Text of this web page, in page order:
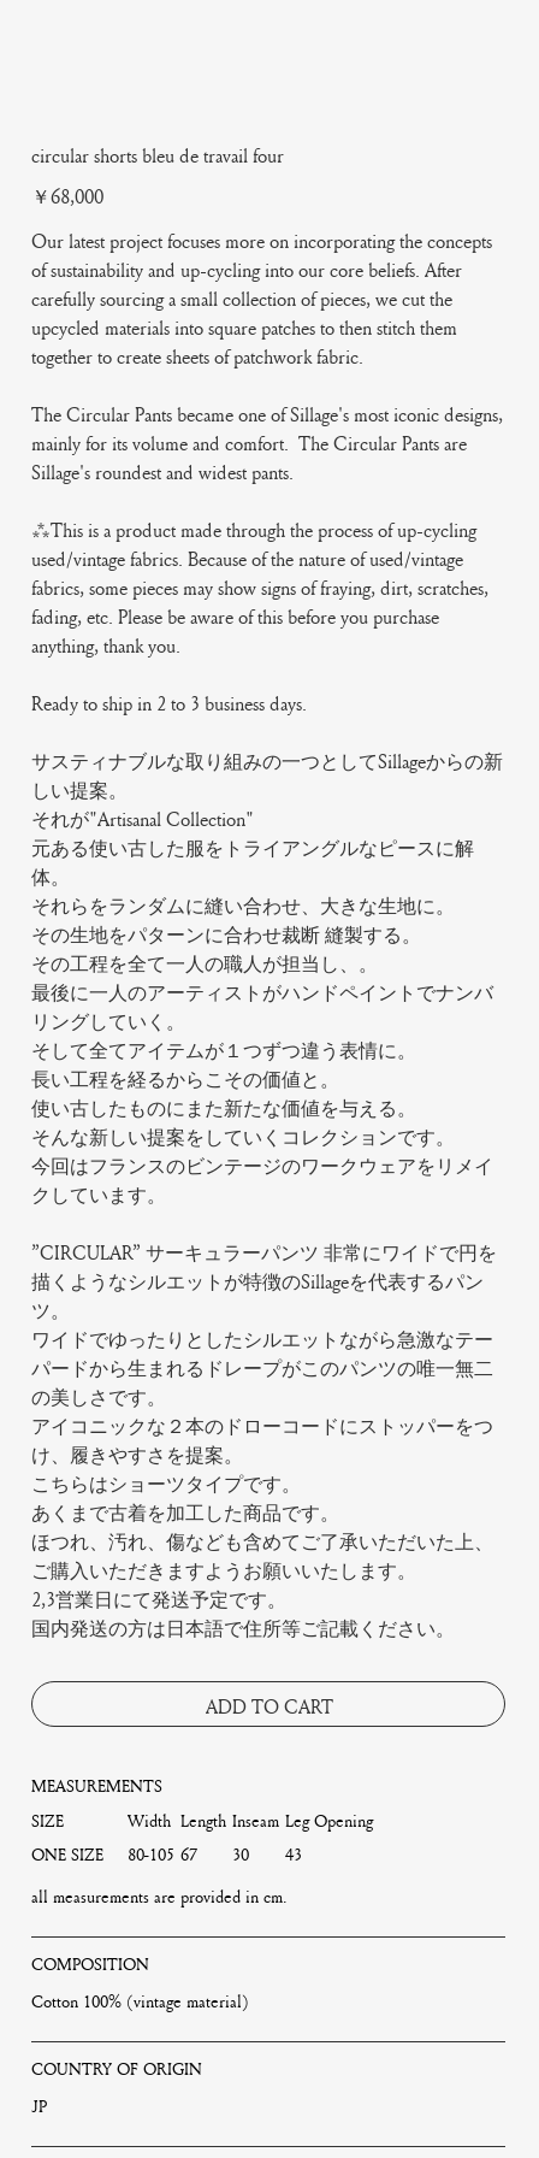
circular shorts bleu de travail four
Price
￥68,000
Our latest project focuses more on incorporating the concepts
of sustainability and up-cycling into our core beliefs. After
carefully sourcing a small collection of pieces, we cut the
upcycled materials into square patches to then stitch them
together to create sheets of patchwork fabric.
The Circular Pants became one of Sillage's most iconic designs,
mainly for its volume and comfort. The Circular Pants are
Sillage's roundest and widest pants.
***This is a product made through the process of up-cycling
used/vintage fabrics. Because of the nature of used/vintage
fabrics, some pieces may show signs of fraying, dirt, scratches,
fading, etc. Please be aware of this before you purchase
anything, thank you.
Ready to ship in 2 to 3 business days.
サスティナブルな取り組みの一つとしてSillageからの新
しい提案。
それが"Artisanal Collection"
元ある使い古した服をトライアングルなピースに解
体。
それらをランダムに縫い合わせ、大きな生地に。
その生地をパターンに合わせ裁断 縫製する。
その工程を全て一人の職人が担当し、。
最後に一人のアーティストがハンドペイントでナンバ
リングしていく。
そして全てアイテムが１つずつ違う表情に。
長い工程を経るからこその価値と。
使い古したものにまた新たな価値を与える。
そんな新しい提案をしていくコレクションです。
今回はフランスのビンテージのワークウェアをリメイ
クしています。
”CIRCULAR” サーキュラーパンツ 非常にワイドで円を
描くようなシルエットが特徴のSillageを代表するパン
ツ。
ワイドでゆったりとしたシルエットながら急激なテー
パードから生まれるドレープがこのパンツの唯一無二
の美しさです。
アイコニックな２本のドローコードにストッパーをつ
け、履きやすさを提案。
こちらはショーツタイプです。
あくまで古着を加工した商品です。
ほつれ、汚れ、傷なども含めてご了承いただいた上、
ご購入いただきますようお願いいたします。
2,3営業日にて発送予定です。
国内発送の方は日本語で住所等ご記載ください。
ADD TO CART
MEASUREMENTS
SIZE
Width Length Inseam Leg Opening
ONE SIZE
80-105 67 30
43
all measurements are provided in cm.
COMPOSITION
Cotton 100% (vintage material)
COUNTRY OF ORIGIN
JP